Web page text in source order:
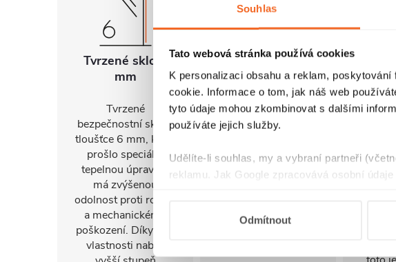
Souhlas
Tato webová stránka používá cookies
K personalizaci obsahu a reklam,
cookie. Informace o tom, jak náš web
tyto údaje mohou zkombinovat s dalšími
používáte jejich služby.
Udělíte-li souhlas, my a vybraní partneři
reklamu. Jak Google zpracovává osobní
Odmítnout
Tvrzené sklo 6
mm
Tvrzené
bezpečnostní sklo o
tloušťce 6 mm, které
prošlo speciální
tepelnou úpravou,
má zvýšenou
odolnost proti rozbití
a mechanickému
poškození. Díky této
vlastnosti nabízí
Univerzální
montáž
FlexSide systém
umožňuje instalaci
stranu. Díky tomu se
sprchový kout
uspořádání koupelny
koutu
od
Toto